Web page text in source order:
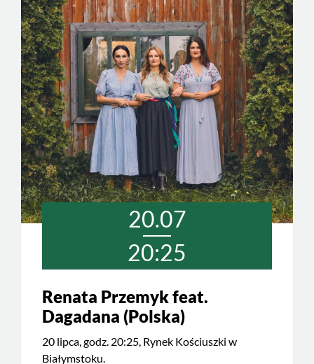
20.07
20:25
Renata Przemyk feat.
Dagadana (Polska)
20 lipca, godz. 20:25, Rynek Kościuszki w
Białymstoku.